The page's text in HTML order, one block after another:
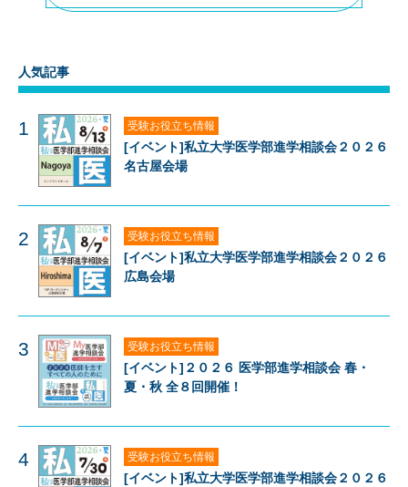
人気記事
1 受験お役立ち情報
[イベント]私立大学医学部進学相談会２０２６
名古屋会場
2 受験お役立ち情報
[イベント]私立大学医学部進学相談会２０２６
広島会場
3 受験お役立ち情報
[イベント]２０２６ 医学部進学相談会 春・
夏・秋 全８回開催！
4 受験お役立ち情報
[イベント]私立大学医学部進学相談会２０２６